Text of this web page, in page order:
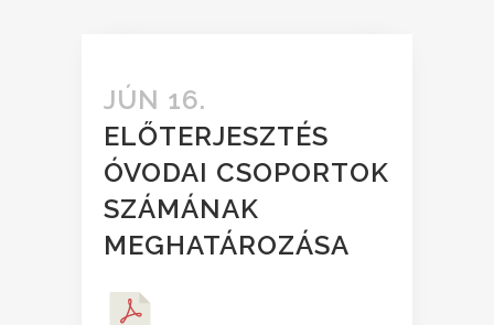
JÚN 16.
ELŐTERJESZTÉS
ÓVODAI CSOPORTOK
SZÁMÁNAK
MEGHATÁROZÁSA